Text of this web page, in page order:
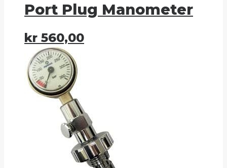
Port Plug Manometer
kr 560,00